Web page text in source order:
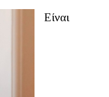
Είναι